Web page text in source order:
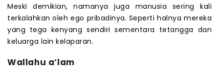
Meski demikian, namanya juga manusia sering kali
terkalahkan oleh ego pribadinya. Seperti halnya mereka
yang tega kenyang sendiri sementara tetangga dan
keluarga lain kelaparan.
Wallahu a’lam